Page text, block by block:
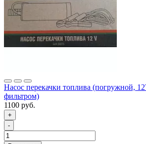
Насос перекачки топлива (погружной,
фильтром)
1100 руб.
+
-